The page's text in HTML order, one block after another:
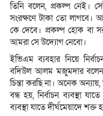
তিনি বলেন, প্রকল্প নেই।
সংরক্ষণে টাকা তো লাগবে।
কে দেবে। প্রকল্প হোক বা
আমরা সে উদ্যোগ নেবো।
ইভিএম ব্যবহার নিয়ে
বদিউল আলম মজুমদার
চিন্তা করছি না। অনেক
বন্ধ হয়, নির্বাচন ব্যবস্থা
ব্যবস্থা যাতে দীর্ঘমেয়াদে